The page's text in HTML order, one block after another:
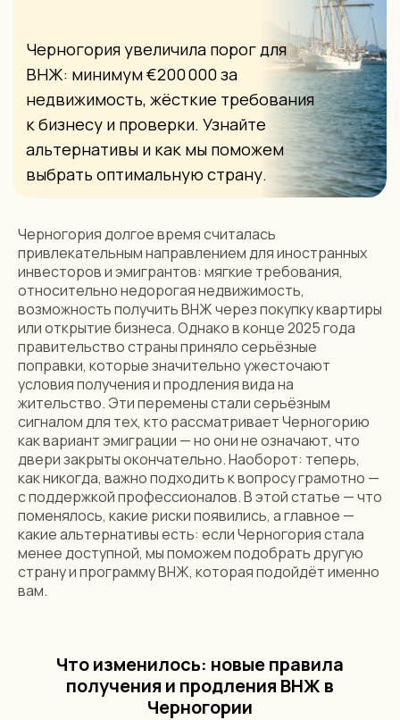
Черногория долгое время считалась
привлекательным направлением для иностранных
инвесторов и эмигрантов: мягкие требования,
относительно недорогая недвижимость,
возможность получить ВНЖ через покупку квартиры
или открытие бизнеса. Однако в конце 2025 года
правительство страны приняло серьёзные
поправки, которые значительно ужесточают
условия получения и продления вида на
жительство. Эти перемены стали серьёзным
сигналом для тех, кто рассматривает Черногорию
как вариант эмиграции — но они не означают, что
двери закрыты окончательно. Наоборот: теперь,
как никогда, важно подходить к вопросу грамотно —
с поддержкой профессионалов. В этой статье — что
поменялось, какие риски появились, а главное —
какие альтернативы есть: если Черногория стала
менее доступной, мы поможем подобрать другую
страну и программу ВНЖ, которая подойдёт именно
вам.
Что изменилось: новые правила
получения и продления ВНЖ в
Черногории